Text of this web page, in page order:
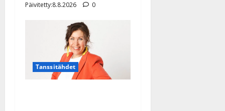
Päivitetty:8.8.2026
0
Tanssitähdet